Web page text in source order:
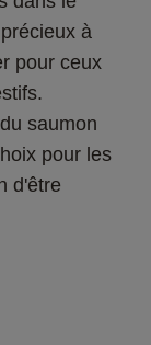
à
pour ceux
saumon
pour les
d'être